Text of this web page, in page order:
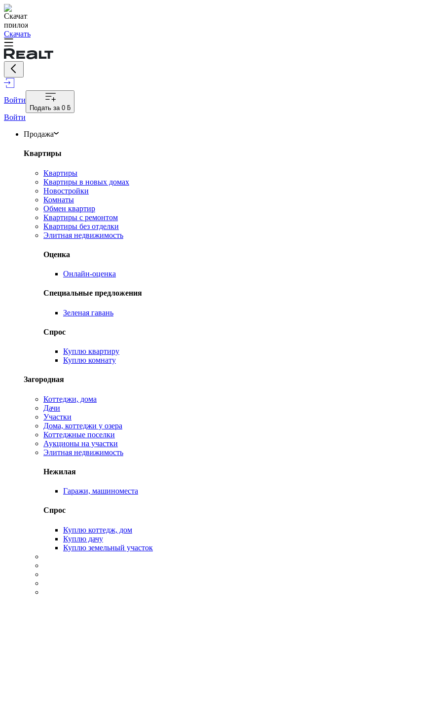
Скачать
Войти
Подать за 0 ƃ
Войти
Продажа
Квартиры
Квартиры
Квартиры в новых домах
Новостройки
Комнаты
Обмен квартир
Квартиры с ремонтом
Квартиры без отделки
Элитная недвижимость
Оценка
Онлайн-оценка
Специальные предложения
Зеленая гавань
Спрос
Куплю квартиру
Куплю комнату
Загородная
Коттеджи, дома
Дачи
Участки
Дома, коттеджи у озера
Коттеджные поселки
Аукционы на участки
Элитная недвижимость
Нежилая
Гаражи, машиноместа
Спрос
Куплю коттедж, дом
Куплю дачу
Куплю земельный участок